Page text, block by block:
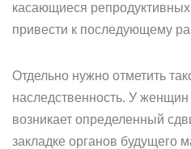
касающиеся
привести к последующему
Отдельно нужно отметить
наследственность. У
возникает определенный
закладке органов будущего